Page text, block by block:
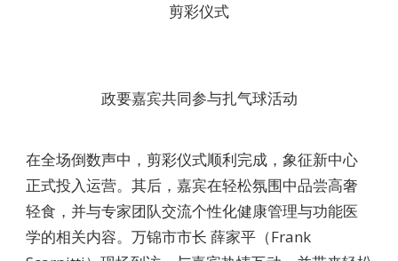
剪彩仪式
政要嘉宾共同参与扎气球活动
在全场倒数声中，剪彩仪式顺利完成，象征新中心
正式投入运营。其后，嘉宾在轻松氛围中品尝高奢
轻食，并与专家团队交流个性化健康管理与功能医
学的相关内容。万锦市市长 薛家平（Frank